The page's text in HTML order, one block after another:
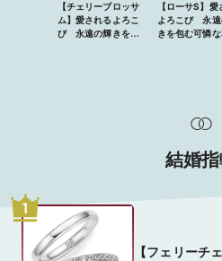
【チェリーブロッサ
ム】愛されるよろこ
び 永遠の輝きを包
【ローサS】愛
よろこび 永遠
きを包む可憐
結婚
1
【フェリーチ